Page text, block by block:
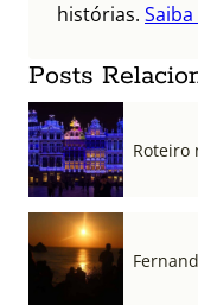
histórias.
Posts
Roteiro